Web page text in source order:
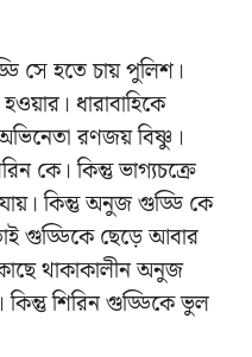
সে হতে চায় পুলিশ।
ধারাবাহিকে
রণজয় বিষ্ণু।
কে। কিন্তু ভাগ্যচক্রে
কিন্তু অনুজ গুড্ডি কে
গুড্ডিকে ছেড়ে আবার
থাকাকালীন অনুজ
শিরিন গুড্ডিকে ভুল